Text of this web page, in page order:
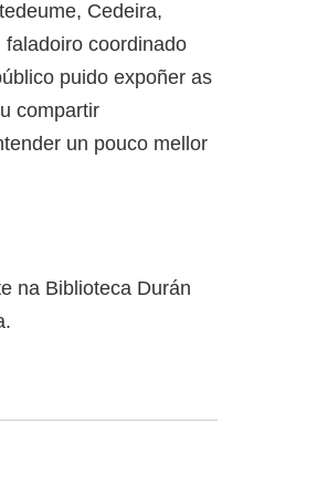
Cedeira,
coordinado
puido expoñer as
compartir
un pouco mellor
na Biblioteca Durán